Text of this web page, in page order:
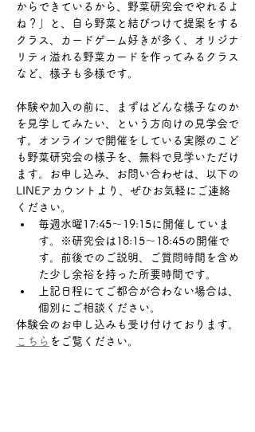
からできているから、野菜研究会でやれるよ
ね？」と、自ら野菜と結びつけて提案をする
クラス、カードゲーム好きが多く、オリジナ
リティ溢れる野菜カードを作ってみるクラス
など、様子も多様です。
体験や加入の前に、まずはどんな様子なのか
を見学してみたい、という方向けの見学会で
す。オンラインで開催をしている実際のこど
も野菜研究会の様子を、無料で見学いただけ
ます。お申し込み、お問い合わせは、以下の
LINEアカウントより、ぜひお気軽にご連絡
ください。
毎週水曜17:45～19:15に開催していま
す。※研究会は18:15～18:45の開催で
す。前後でのご説明、ご質問時間を含め
た少し余裕を持った所要時間です。
上記日程にてご都合が合わない場合は、
個別にご相談ください。
体験会のお申し込みも受け付けております。
こちら をご覧ください。